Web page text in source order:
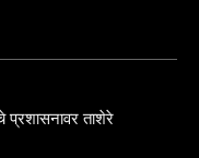
प्रशासनावर ताशेरे